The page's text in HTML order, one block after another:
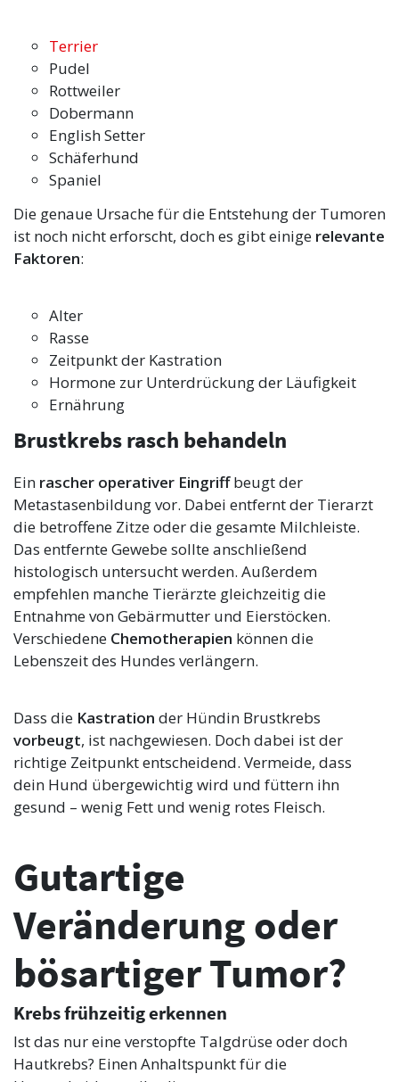
Terrier
Pudel
Rottweiler
Dobermann
English Setter
Schäferhund
Spaniel
Die genaue Ursache für die Entstehung der Tumoren
ist noch nicht erforscht, doch es gibt einige relevante
Faktoren:
Alter
Rasse
Zeitpunkt der Kastration
Hormone zur Unterdrückung der Läufigkeit
Ernährung
Brustkrebs rasch behandeln
Ein rascher operativer Eingriffbeugt der
Metastasenbildung vor. Dabei entfernt der Tierarzt
die betroffene Zitze oder die gesamte Milchleiste.
Das entfernte Gewebe sollte anschließend
histologisch untersucht werden. Außerdem
empfehlen manche Tierärzte gleichzeitig die
Entnahme von Gebärmutter und Eierstöcken.
Verschiedene Chemotherapien können die
Lebenszeit des Hundes verlängern.
Dass die Kastration der Hündin Brustkrebs
vorbeugt, ist nachgewiesen. Doch dabei ist der
richtige Zeitpunkt entscheidend. Vermeide, dass
dein Hund übergewichtig wird und füttern ihn
gesund – wenig Fett und wenig rotes Fleisch.
Gutartige
Veränderung oder
bösartiger Tumor?
Krebs frühzeitig erkennen
Ist das nur eine verstopfte Talgdrüse oder doch
Hautkrebs? Einen Anhaltspunkt für die